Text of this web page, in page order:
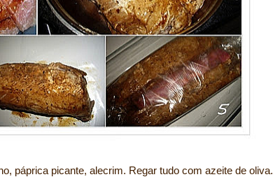
páprica picante, alecrim. Regar tudo com azeite de oliva.